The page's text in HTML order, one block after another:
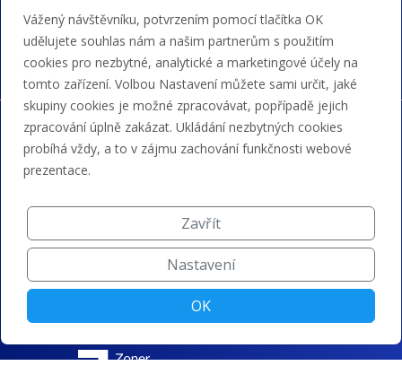
Akceptujeme platby kartou, Google/Apple Pay,
bankovním převodem a kreditem.
Vážený návštěvníku, potvrzením pomocí tlačítka OK
udělujete souhlas nám a našim partnerům s použitím
cookies pro nezbytné, analytické a marketingové účely na
tomto zařízení. Volbou Nastavení můžete sami určit, jaké
skupiny cookies je možné zpracovávat, popřípadě jejich
zpracování úplně zakázat. Ukládání nezbytných cookies
probíhá vždy, a to v zájmu zachování funkčnosti webové
prezentace.
Zavřít
Nastavení
OK